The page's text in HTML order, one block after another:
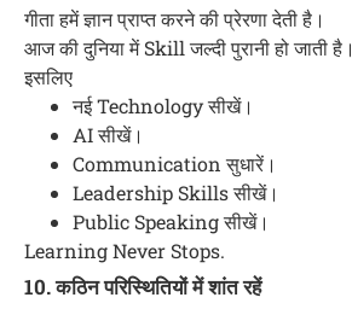
गीता हमें ज्ञान प्राप्त करने की प्रेरणा देती है।
आज की दुनिया में Skill जल्दी पुरानी हो जाती है।
इसलिए
नई Technology सीखें।
AI सीखें।
Communication सुधारें।
Leadership Skills सीखें।
Public Speaking सीखें।
Learning Never Stops.
10. कठिन परिस्थितियों में शांत रहें